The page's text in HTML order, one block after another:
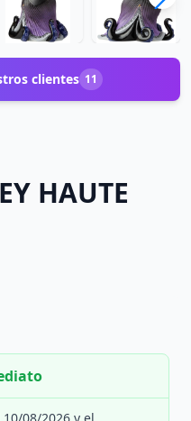
clientes 11
HAUTE